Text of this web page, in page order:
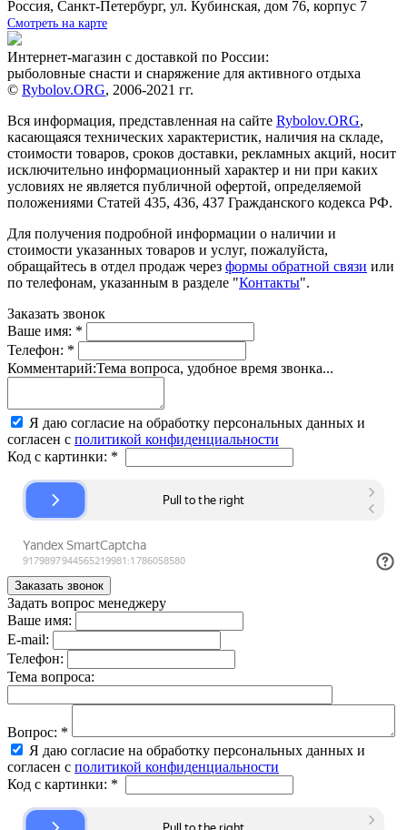
Россия, Санкт-Петербург, ул. Кубинская, дом 76, корпус 7
Смотреть на карте
Интернет-магазин с доставкой по России:
рыболовные снасти и снаряжение для активного отдыха
© Rybolov.ORG, 2006-2021 гг.
Вся информация, представленная на сайте Rybolov.ORG,
касающаяся технических характеристик, наличия на складе,
стоимости товаров, сроков доставки, рекламных акций, носит
исключительно информационный характер и ни при каких
условиях не является публичной офертой, определяемой
положениями Статей 435, 436, 437 Гражданского кодекса РФ.
Для получения подробной информации о наличии и
стоимости указанных товаров и услуг, пожалуйста,
обращайтесь в отдел продаж через формы обратной связи или
по телефонам, указанным в разделе "Контакты".
Заказать звонок
Ваше имя: *
Телефон: *
Комментарий:Тема вопроса, удобное время звонка...
Я даю согласие на обработку персональных данных и
согласен с политикой конфиденциальности
Код с картинки: *
Задать вопрос менеджеру
Ваше имя:
E-mail:
Телефон:
Тема вопроса:
Вопрос: *
Я даю согласие на обработку персональных данных и
согласен с политикой конфиденциальности
Код с картинки: *